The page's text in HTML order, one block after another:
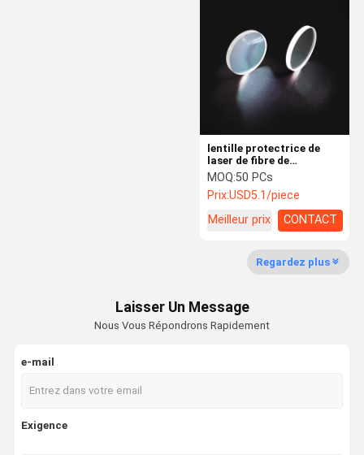
lentille protectrice de
laser de fibre de
12.7*2mm 1064nmAR H-
K9L Plano
MOQ:50 PCs
Prix:USD5.1/piece
Meilleur prix
CONTACT
Regardez plus
Laisser Un Message
Nous Vous Répondrons Rapidement
e-mail
Exigence